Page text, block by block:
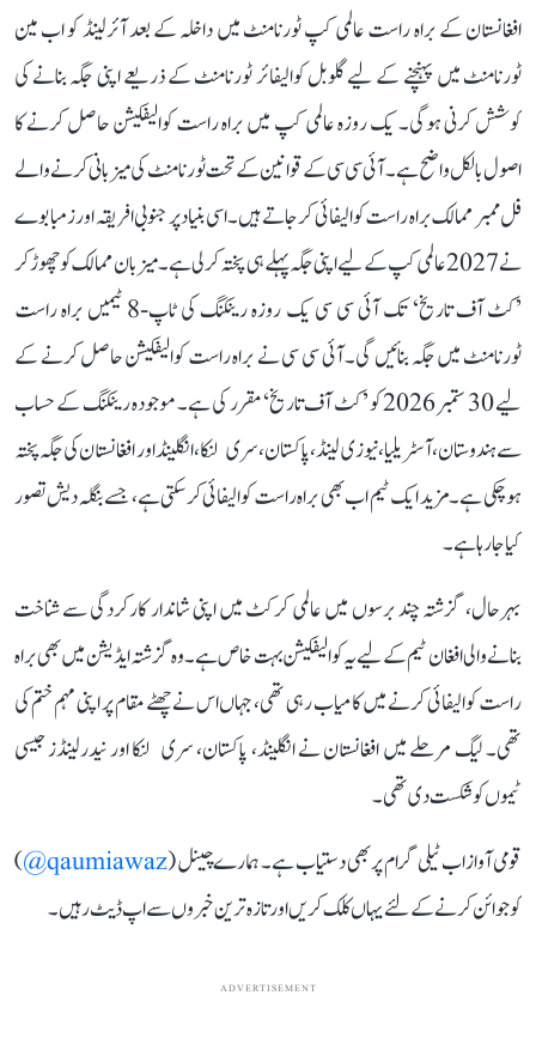
افغانستان کے براہ راست عالمی کپ ٹورنامنٹ میں داخلہ کے بعد آئرلینڈ کو اب مین
ٹورنامنٹ میں پہنچنے کے لیے گلوبل کوالیفائر ٹورنامنٹ کے ذریعے اپنی جگہ بنانے کی
کوشش کرنی ہوگی۔ یک روزہ عالمی کپ میں براہ راست کوالیفکیشن حاصل کرنے کا
اصول بالکل واضح ہے۔ آئی سی سی کے قوانین کے تحت ٹورنامنٹ کی میزبانی کرنے والے
فل ممبر ممالک براہ راست کوالیفائی کر جاتے ہیں۔ اسی بنیاد پر جنوبی افریقہ اور زمبابوے
نے 2027 عالمی کپ کے لیے اپنی جگہ پہلے ہی پختہ کر لی ہے۔ میزبان ممالک کو چھوڑ کر
’کٹ آف تاریخ‘ تک آئی سی سی یک روزہ رینکنگ کی ٹاپ-8 ٹیمیں براہ راست
ٹورنامنٹ میں جگہ بنائیں گی۔ آئی سی سی نے براہ راست کوالیفکیشن حاصل کرنے کے
لیے 30 ستمبر 2026 کو ’کٹ آف تاریخ‘ مقرر کی ہے۔ موجودہ رینکنگ کے حساب
سے ہندوستان، آسٹریلیا، نیوزی لینڈ، پاکستان، سری لنکا، انگلینڈ اور افغانستان کی جگہ پختہ
ہو چکی ہے۔ مزید ایک ٹیم اب بھی براہ راست کوالیفائی کر سکتی ہے، جسے بنگلہ دیش تصور
کیا جا رہا ہے۔
بہرحال، گزشتہ چند برسوں میں عالمی کرکٹ میں اپنی شاندار کارکردگی سے شناخت
بنانے والی افغان ٹیم کے لیے یہ کوالیفکیشن بہت خاص ہے۔ وہ گزشتہ ایڈیشن میں بھی براہ
راست کوالیفائی کرنے میں کامیاب رہی تھی، جہاں اس نے چھٹے مقام پر اپنی مہم ختم کی
تھی۔ لیگ مرحلے میں افغانستان نے انگلینڈ، پاکستان، سری لنکا اور نیدرلینڈز جیسی
ٹیموں کو شکست دی تھی۔
قومی آواز اب ٹیلی گرام پر بھی دستیاب ہے۔ ہمارے چینل (qaumiawaz@
)
کو جوائن کرنے کے لئے یہاں کلک کریں اور تازہ ترین خبروں سے اپ ڈیٹ رہیں۔
ADVERTISEMENT